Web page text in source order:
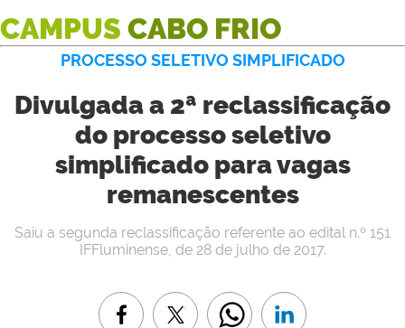
CAMPUS CABO FRIO
PROCESSO SELETIVO SIMPLIFICADO
Divulgada a 2ª reclassificação
do processo seletivo
simplificado para vagas
remanescentes
Saiu a segunda reclassificação referente ao edital n.º 151
IFFluminense, de 28 de julho de 2017.